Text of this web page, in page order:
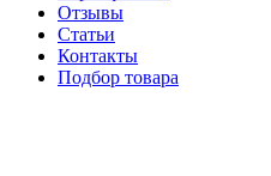
Отзывы
Статьи
Контакты
Подбор товара